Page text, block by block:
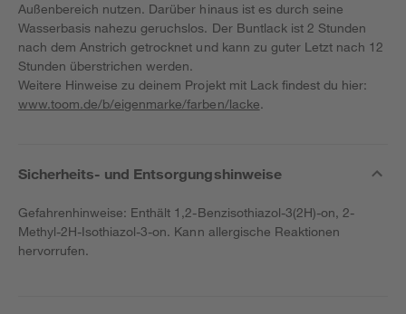
Außenbereich nutzen. Darüber hinaus ist es durch seine
Wasserbasis nahezu geruchslos. Der Buntlack ist 2 Stunden
nach dem Anstrich getrocknet und kann zu guter Letzt nach 12
Stunden überstrichen werden.
Weitere Hinweise zu deinem Projekt mit Lack findest du hier:
www.toom.de/b/eigenmarke/farben/lacke.
Sicherheits- und Entsorgungshinweise
Gefahrenhinweise: Enthält 1,2-Benzisothiazol-3(2H)-on, 2-
Methyl-2H-Isothiazol-3-on. Kann allergische Reaktionen
hervorrufen.